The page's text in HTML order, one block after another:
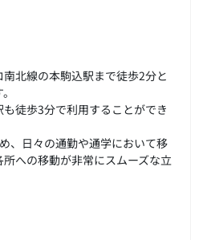
北線の本駒込駅まで徒歩2分と
徒歩3分で利用することができ
、日々の通勤や通学において移
への移動が非常にスムーズな立